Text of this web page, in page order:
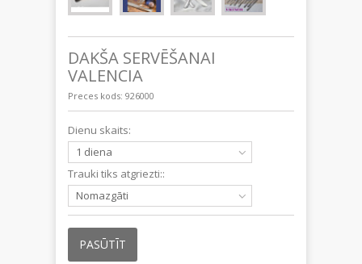
DAKŠA SERVĒŠANAI
VALENCIA
Preces kods: 926000
Dienu skaits:
1 diena
Trauki tiks atgriezti::
Nomazgāti
PASŪTĪT